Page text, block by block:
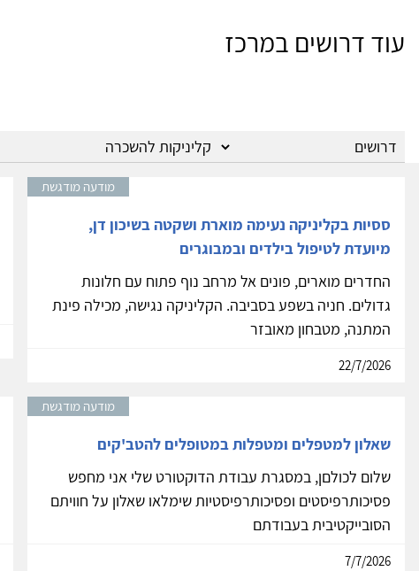
עוד דרושים במרכז
מודעה מודגשת
ססיות בקליניקה נעימה מוארת ושקטה בשיכון דן,
מיועדת לטיפול בילדים ובמבוגרים
החדרים מוארים, פונים אל מרחב נוף פתוח עם חלונות
גדולים. חניה בשפע בסביבה. הקליניקה נגישה, מכילה פינת
המתנה, מטבחון מאובזר
22/7/2026
מודעה מודגשת
שאלון למטפלים ומטפלות במטופלים להטב'קים
שלום לכולםן, במסגרת עבודת הדוקטורט שלי אני מחפש
פסיכותרפיסטים ופסיכותרפיסטיות שימלאו שאלון על חוויתם
הסובייקטיבית בעבודתם
7/7/2026